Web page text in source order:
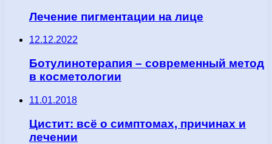
Лечение пигментации на лице
12.12.2022
Ботулинотерапия – современный метод
в косметологии
11.01.2018
Цистит: всё о симптомах, причинах и
лечении